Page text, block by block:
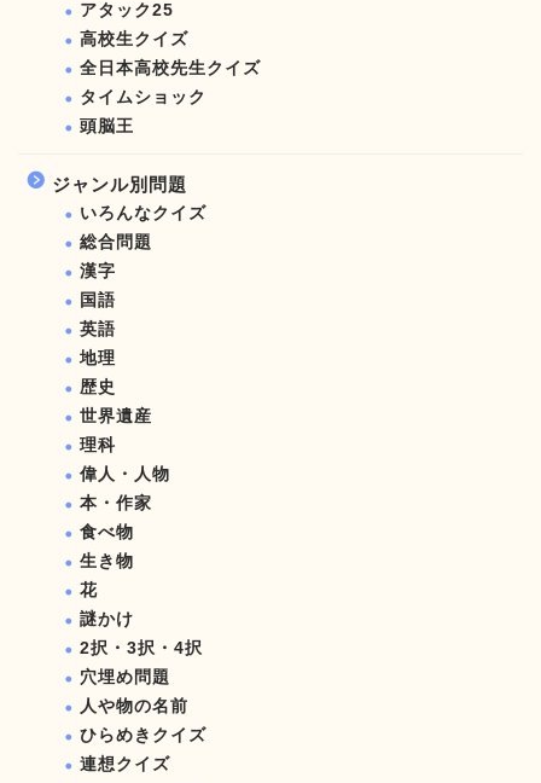
アタック25
高校生クイズ
全日本高校先生クイズ
タイムショック
頭脳王
ジャンル別問題
いろんなクイズ
総合問題
漢字
国語
英語
地理
歴史
世界遺産
理科
偉人・人物
本・作家
食べ物
生き物
花
謎かけ
2択・3択・4択
穴埋め問題
人や物の名前
ひらめきクイズ
連想クイズ